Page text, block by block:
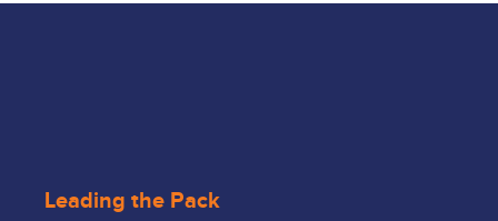
Leading the Pack